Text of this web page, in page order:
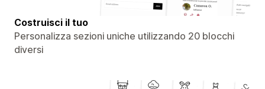
Costruisci il tuo
Personalizza sezioni uniche utilizzando 20 blocchi
diversi